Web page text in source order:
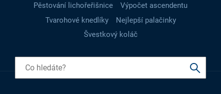
Pěstování lichořeřišnice
Výpočet ascendentu
Tvarohové knedlíky
Nejlepší palačinky
Švestkový koláč